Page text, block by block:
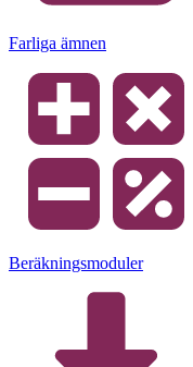
Farliga ämnen
Beräkningsmoduler